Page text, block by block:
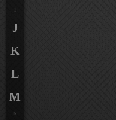
J
K
L
M
N